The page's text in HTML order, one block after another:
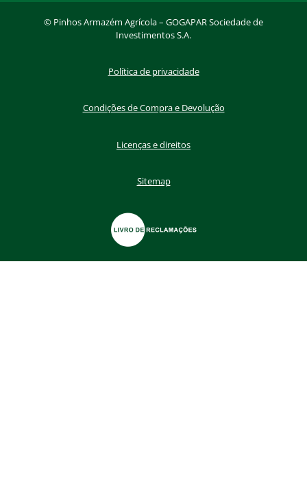
© Pinhos Armazém Agrícola – GOGAPAR Sociedade de
Investimentos S.A.
Política de privacidade
Condições de Compra e Devolução
Licenças e direitos
Sitemap